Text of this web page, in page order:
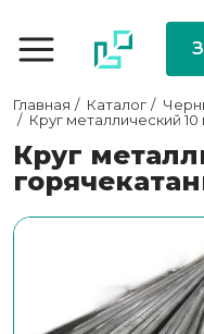
Главная Каталог
Круг металлический
Круг